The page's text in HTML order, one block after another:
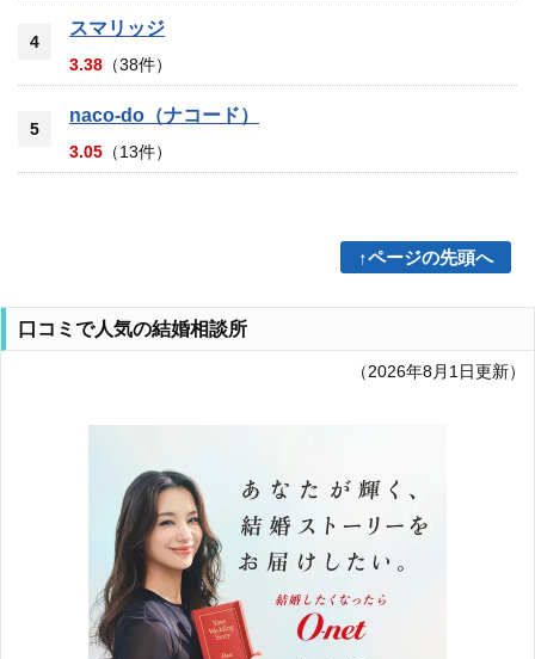
4
スマリッジ
3.38 （38件）
5
naco-do（ナコード）
3.05 （13件）
↑ページの先頭へ
口コミで人気の結婚相談所
（2026年8月1日更新）